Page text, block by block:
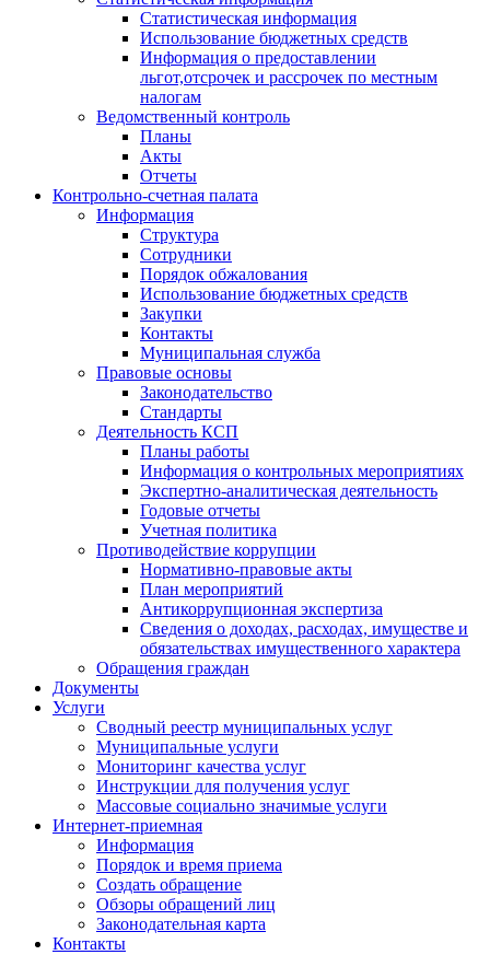
Статистическая информация
Использование бюджетных средств
Информация о предоставлении
льгот,отсрочек и рассрочек по местным
налогам
Ведомственный контроль
Планы
Акты
Отчеты
Контрольно-счетная палата
Информация
Структура
Сотрудники
Порядок обжалования
Использование бюджетных средств
Закупки
Контакты
Муниципальная служба
Правовые основы
Законодательство
Стандарты
Деятельность КСП
Планы работы
Информация о контрольных мероприятиях
Экспертно-аналитическая деятельность
Годовые отчеты
Учетная политика
Противодействие коррупции
Нормативно-правовые акты
План мероприятий
Антикоррупционная экспертиза
Сведения о доходах, расходах, имуществе и
обязательствах имущественного характера
Обращения граждан
Документы
Услуги
Сводный реестр муниципальных услуг
Муниципальные услуги
Мониторинг качества услуг
Инструкции для получения услуг
Массовые социально значимые услуги
Интернет-приемная
Информация
Порядок и время приема
Создать обращение
Обзоры обращений лиц
Законодательная карта
Контакты